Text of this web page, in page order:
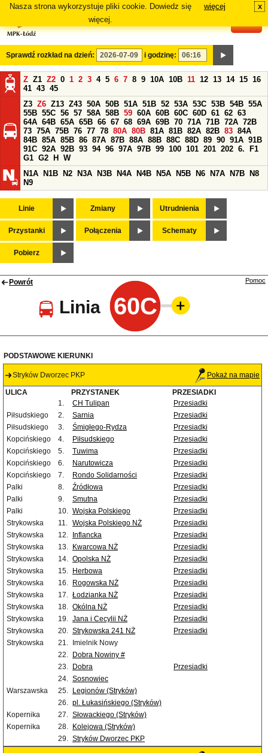
Nasza strona wykorzystuje pliki cookie. Dowiedz się
więcej.
więcej x
Sprawdź rozkład na dzień: i godzinę:
Z Z1 Z2 0 1 2 3 4 5 6 7 8 9 10A 10B 11 12 13 14 15 16
41 43 45
Z3 Z6 Z13 Z43 50A 50B 51A 51B 52 53A 53C 53B 54B 55A
55B 55C 56 57 58A 58B 59 60A 60B 60C 60D 61 62 63
64A 64B 65A 65B 66 67 68 69A 69B 70 71A 71B 72A 72B
73 75A 75B 76 77 78 80A 80B 81A 81B 82A 82B 83 84A
84B 85A 85B 86 87A 87B 88A 88B 88C 88D 89 90 91A 91B
91C 92A 92B 93 94 96 97A 97B 99 100 101 201 202 6.
F1
G1 G2 H
W
N1A
N1B N2 N3A N3B N4A N4B N5A N5B N6 N7A N7B
N8
N9
Linie Zmiany Utrudnienia
Przystanki Połączenia Schematy
Pobierz
Powrót
Linia 60C
Pomoc
PODSTAWOWE KIERUNKI
Stryków Dworzec PKP Pokaż na mapie
ULICA PRZYSTANEK
PRZESIADKI
1.
CH Tulipan
Przesiadki
Piłsudskiego
2. Sarnia
Przesiadki
Piłsudskiego
3. Śmigłego-Rydza
Przesiadki
Kopcińskiego
4. Piłsudskiego
Przesiadki
Kopcińskiego
5. Tuwima
Przesiadki
Kopcińskiego
6. Narutowicza
Przesiadki
Kopcińskiego
7. Rondo Solidarności
Przesiadki
Palki
8. Źródłowa
Przesiadki
Palki
9. Smutna
Przesiadki
Palki
10. Wojska Polskiego
Przesiadki
Strykowska
11. Wojska Polskiego NŻ
Przesiadki
Strykowska
12. Inflancka
Przesiadki
Strykowska
13. Kwarcowa NŻ
Przesiadki
Strykowska
14. Opolska NŻ
Przesiadki
Strykowska
15. Herbowa
Przesiadki
Strykowska
16. Rogowska NŻ
Przesiadki
Strykowska
17. Łodzianka NŻ
Przesiadki
Strykowska
18. Okólna NŻ
Przesiadki
Strykowska
19. Jana i Cecylii NŻ
Przesiadki
Strykowska
20. Strykowska 241 NŻ
Przesiadki
Strykowska
21.
Imielnik Nowy
22.
Dobra Nowiny #
23.
Dobra
Przesiadki
24. Sosnowiec
Warszawska
25.
Legionów (Stryków)
26. pl. Łukasińskiego (Stryków)
Kopernika
27. Słowackiego (Stryków)
Kopernika
28.
Kolejowa (Stryków)
29. Stryków Dworzec PKP